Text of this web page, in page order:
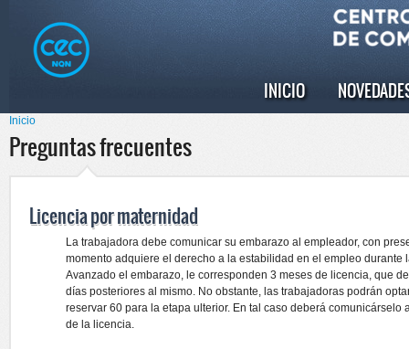
principal
Menú principal
INICIO
Se encuentra usted aquí
Inicio
Preguntas frecuentes
Licencia por maternidad
La trabajadora debe comunicar su embarazo al empleador, con
momento adquiere el derecho a la estabilidad en el empleo durante
Avanzado el embarazo, le corresponden 3 meses de licencia, que
días posteriores al mismo. No obstante, las trabajadoras podrán
reservar 60 para la etapa ulterior. En tal caso deberá comunicárselo
de la licencia.